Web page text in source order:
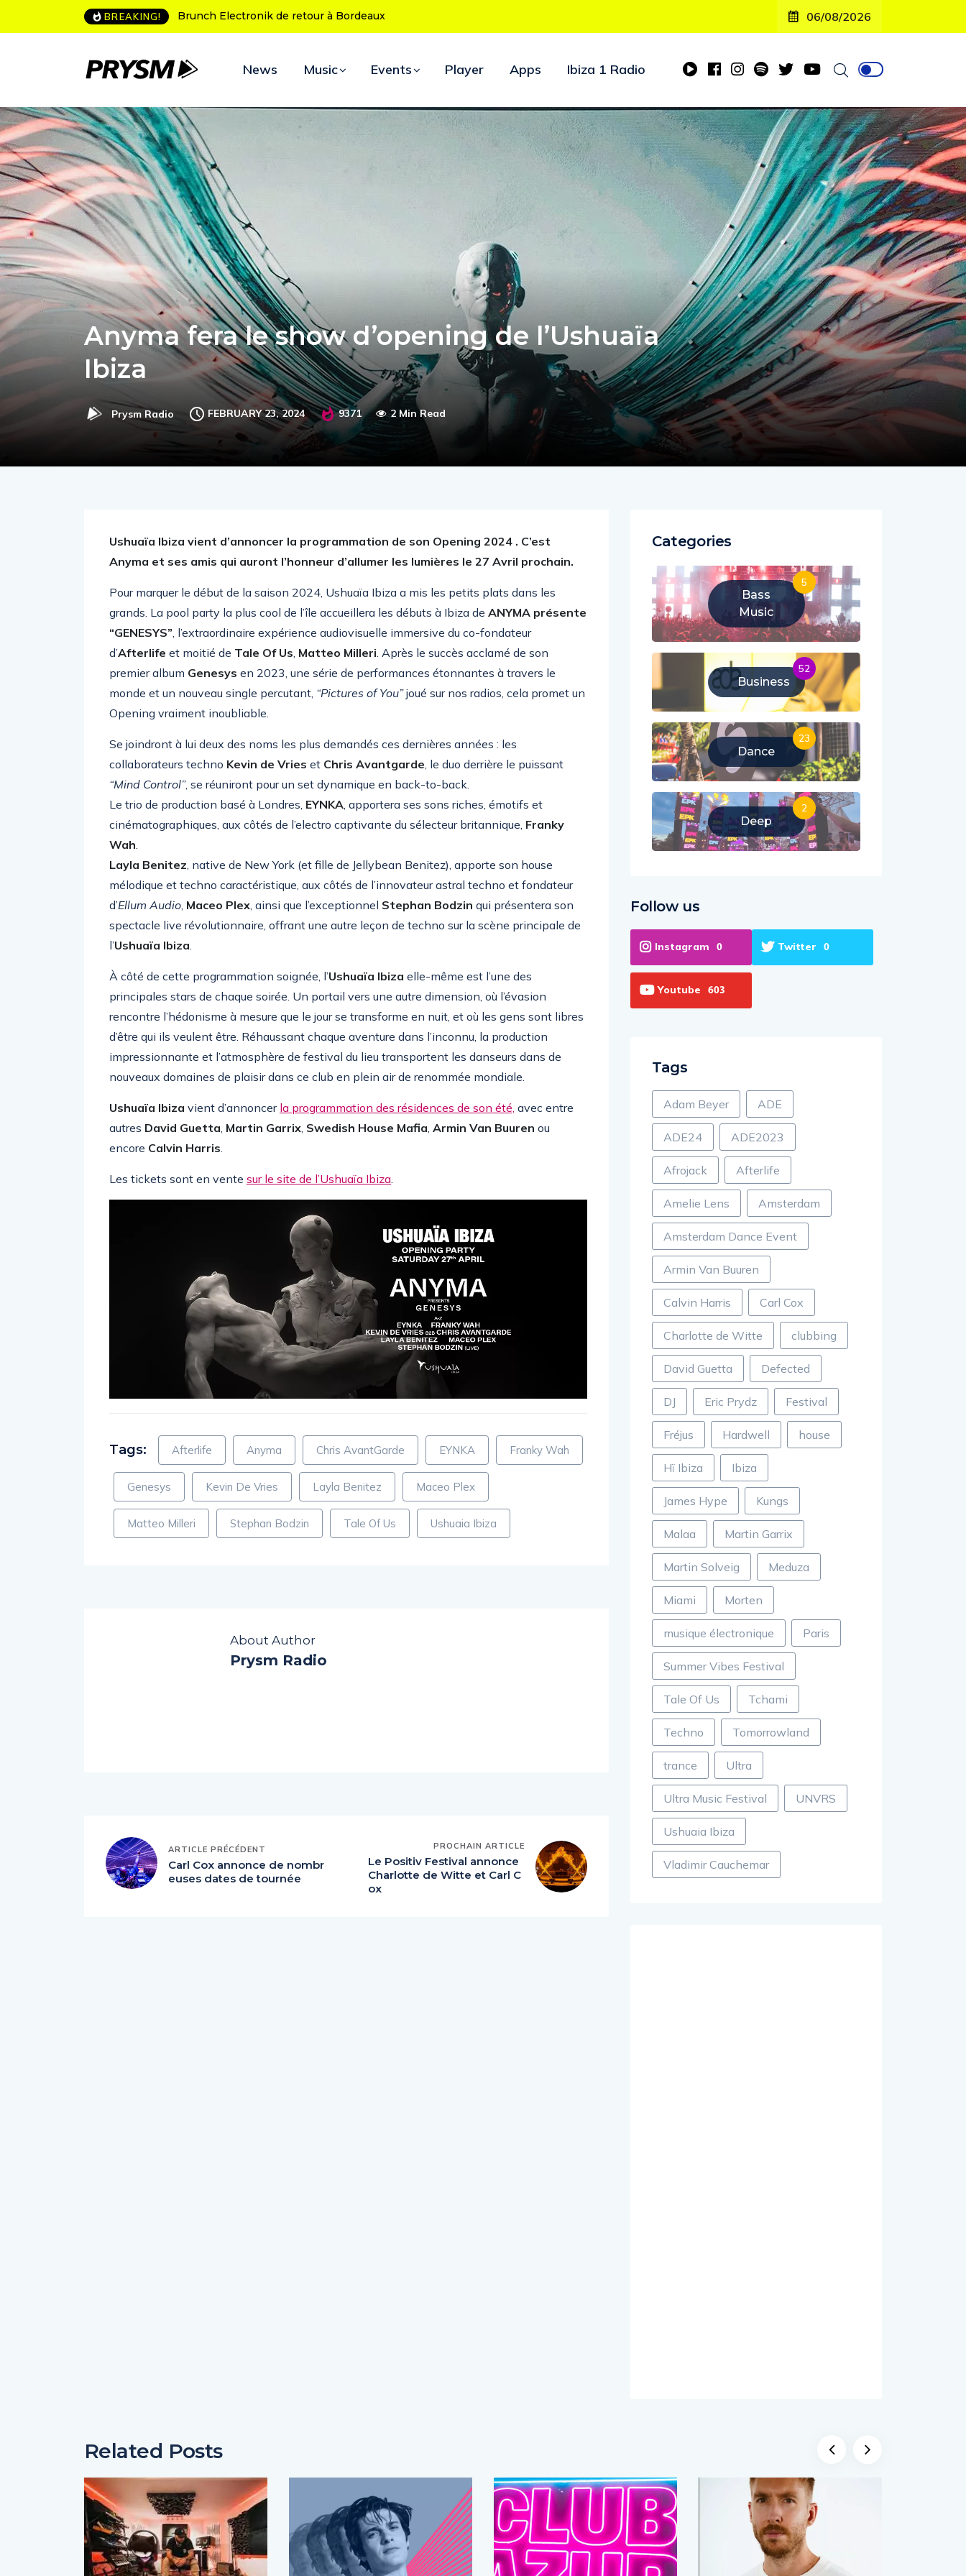
BREAKING! L’Amnesia Ibiza fête ses 50 ans : le programme des soirées d’ouverture 06/08/2026
News Music Events Player Apps Ibiza 1 Radio
Anyma fera le show d’opening de l’Ushuaïa
Ibiza
Prysm Radio FEBRUARY 23, 2024 9371 2 Min Read
Ushuaïa Ibiza vient d’annoncer la programmation de son Opening 2024 . C’est
Anyma et ses amis qui auront l’honneur d’allumer les lumières le 27 Avril prochain.
Pour marquer le début de la saison 2024, Ushuaïa Ibiza a mis les petits plats dans les
grands. La pool party la plus cool de l’île accueillera les débuts à Ibiza de ANYMA présente
“GENESYS”, l’extraordinaire expérience audiovisuelle immersive du co-fondateur
d’Afterlife et moitié de Tale Of Us, Matteo Milleri. Après le succès acclamé de son
premier album Genesys en 2023, une série de performances étonnantes à travers le
monde et un nouveau single percutant, “Pictures of You”joué sur nos radios, cela promet un
Opening vraiment inoubliable.
Se joindront à lui deux des noms les plus demandés ces dernières années : les
collaborateurs techno Kevin de Vries et Chris Avantgarde, le duo derrière le puissant
“Mind Control”, se réuniront pour un set dynamique en back-to-back.
Le trio de production basé à Londres, EYNKA, apportera ses sons riches, émotifs et
cinématographiques, aux côtés de l’electro captivante du sélecteur britannique, Franky
Wah.
Layla Benitez, native de New York (et fille de Jellybean Benitez), apporte son house
mélodique et techno caractéristique, aux côtés de l’innovateur astral techno et fondateur
d’Ellum Audio, Maceo Plex, ainsi que l’exceptionnel Stephan Bodzin qui présentera son
spectacle live révolutionnaire, offrant une autre leçon de techno sur la scène principale de
l’Ushuaïa Ibiza.
À côté de cette programmation soignée, l’Ushuaïa Ibiza elle-même est l’une des
principales stars de chaque soirée. Un portail vers une autre dimension, où l’évasion
rencontre l’hédonisme à mesure que le jour se transforme en nuit, et où les gens sont libres
d’être qui ils veulent être. Réhaussant chaque aventure dans l’inconnu, la production
impressionnante et l’atmosphère de festival du lieu transportent les danseurs dans de
nouveaux domaines de plaisir dans ce club en plein air de renommée mondiale.
Ushuaïa Ibiza vient d’annoncer la programmation des résidences de son été, avec entre
autres David Guetta, Martin Garrix, Swedish House Mafia, Armin Van Buuren ou
encore Calvin Harris.
Les tickets sont en vente sur le site de l’Ushuaïa Ibiza.
Tags: Afterlife Anyma Chris AvantGarde EYNKA Franky Wah
Genesys Kevin De Vries Layla Benitez Maceo Plex
Matteo Milleri Stephan Bodzin Tale Of Us Ushuaia Ibiza
About Author
Prysm Radio
ARTICLE PRÉCÉDENT
Carl Cox annonce de nombr
euses dates de tournée
PROCHAIN ARTICLE
Le Positiv Festival annonce
Charlotte de Witte et Carl C
ox
Categories
Bass
Music
5
Business
52
Dance
23
Deep
2
Follow us
Instagram 0 Twitter 0
Youtube 603
Tags
Adam Beyer ADE
ADE24 ADE2023
Afrojack Afterlife
Amelie Lens Amsterdam
Amsterdam Dance Event
Armin Van Buuren
Calvin Harris Carl Cox
Charlotte de Witte clubbing
David Guetta Defected
DJ Eric Prydz Festival
Fréjus Hardwell house
Hï Ibiza Ibiza
James Hype Kungs
Malaa Martin Garrix
Martin Solveig Meduza
Miami Morten
musique électronique Paris
Summer Vibes Festival
Tale Of Us Tchami
Techno Tomorrowland
trance Ultra
Ultra Music Festival UNVRS
Ushuaia Ibiza
Vladimir Cauchemar
Related Posts